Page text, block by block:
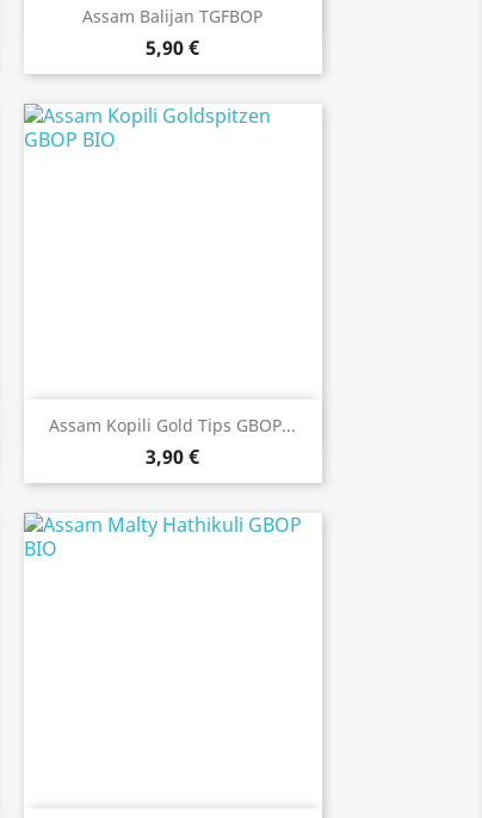
Assam Balijan TGFBOP
5,90 €
 Anteprima
Assam Kopili Gold Tips GBOP...
3,90 €
Anteprima